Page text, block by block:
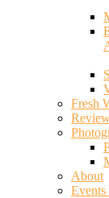
Fresh
About
Events